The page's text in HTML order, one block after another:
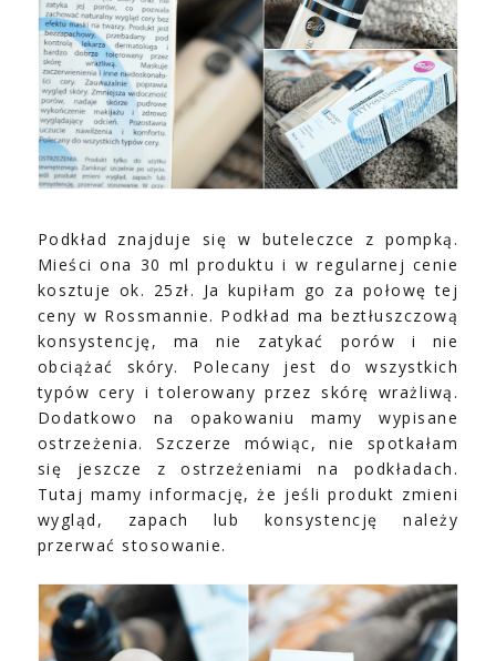
Podkład znajduje się w buteleczce z pompką.
Mieści ona 30 ml produktu i w regularnej cenie
kosztuje ok. 25zł. Ja kupiłam go za połowę tej
ceny w Rossmannie. Podkład ma beztłuszczową
konsystencję, ma nie zatykać porów i nie
obciążać skóry. Polecany jest do wszystkich
typów cery i tolerowany przez skórę wrażliwą.
Dodatkowo na opakowaniu mamy wypisane
ostrzeżenia. Szczerze mówiąc, nie spotkałam
się jeszcze z ostrzeżeniami na podkładach.
Tutaj mamy informację, że jeśli produkt zmieni
wygląd, zapach lub konsystencję należy
przerwać stosowanie.